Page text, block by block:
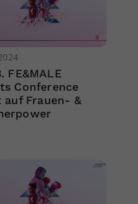
FE&MALE
Conference
auf Frauen- &